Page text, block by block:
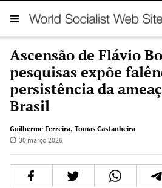
Ascensão de Flávio
pesquisas expõe
persistência da
Brasil
Guilherme Ferreira, Tomas Castanheira
30 março 2026